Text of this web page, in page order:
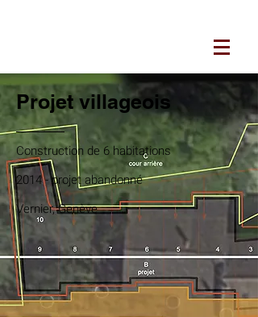
Projet villageois
Construction de 6 habitations
2014 - projet abandonné
Vernier, Genève